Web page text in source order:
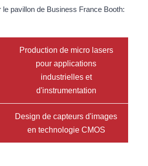
le pavillon de Business France Booth:
Production de micro lasers
pour applications
industrielles et
d'instrumentation
Design de capteurs d'images
en technologie CMOS